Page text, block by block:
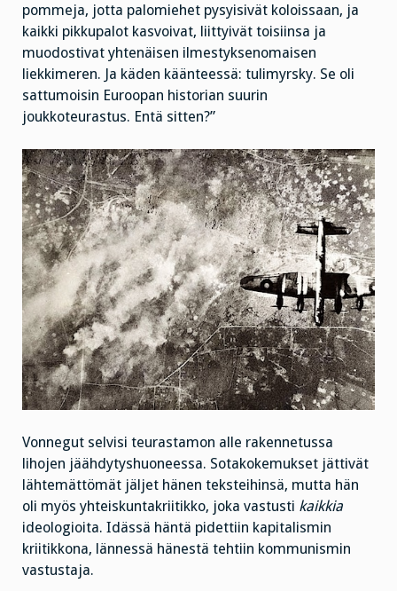
pommeja, jotta palomiehet pysyisivät koloissaan, ja
kaikki pikkupalot kasvoivat, liittyivät toisiinsa ja
muodostivat yhtenäisen ilmestyksenomaisen
liekkimeren. Ja käden käänteessä: tulimyrsky. Se oli
sattumoisin Euroopan historian suurin
joukkoteurastus. Entä sitten?”
Vonnegut selvisi teurastamon alle rakennetussa
lihojen jäähdytyshuoneessa. Sotakokemukset jättivät
lähtemättömät jäljet hänen teksteihinsä, mutta hän
oli myös yhteiskuntakriitikko, joka vastusti kaikkia
ideologioita. Idässä häntä pidettiin kapitalismin
kriitikkona, lännessä hänestä tehtiin kommunismin
vastustaja.